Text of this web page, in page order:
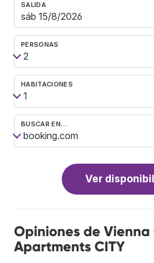
SALIDA
PERSONAS
HABITACIONES
BUSCAR EN…
Ver
Opiniones de Vienna
Apartments CITY